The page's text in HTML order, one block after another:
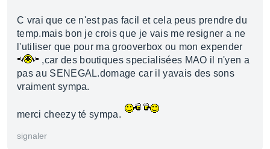
C vrai que ce n'est pas facil et cela peus prendre du
temp.mais bon je crois que je vais me resigner a ne
l'utiliser que pour ma grooverbox ou mon expender
,car des boutiques specialisées MAO il n'yen a
pas au SENEGAL.domage car il yavais des sons
vraiment sympa.
merci cheezy té sympa.
signaler